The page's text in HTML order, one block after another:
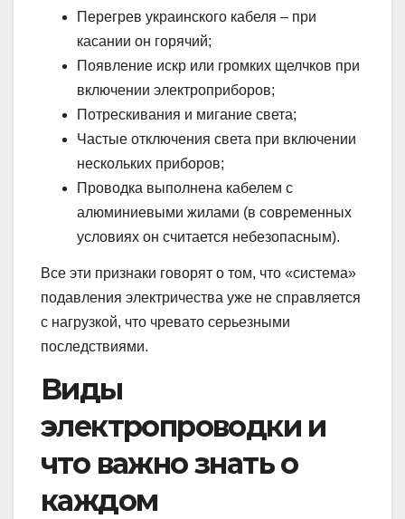
Перегрев украинского кабеля – при
касании он горячий;
Появление искр или громких щелчков при
включении электроприборов;
Потрескивания и мигание света;
Частые отключения света при включении
нескольких приборов;
Проводка выполнена кабелем с
алюминиевыми жилами (в современных
условиях он считается небезопасным).
Все эти признаки говорят о том, что «система»
подавления электричества уже не справляется
с нагрузкой, что чревато серьезными
последствиями.
Виды
электропроводки и
что важно знать о
каждом